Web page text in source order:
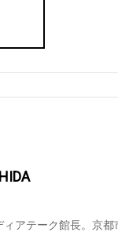
アテーク館長。京